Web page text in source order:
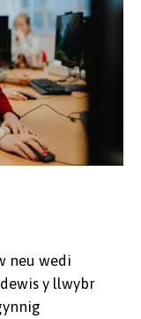
neu wedi
y llwybr